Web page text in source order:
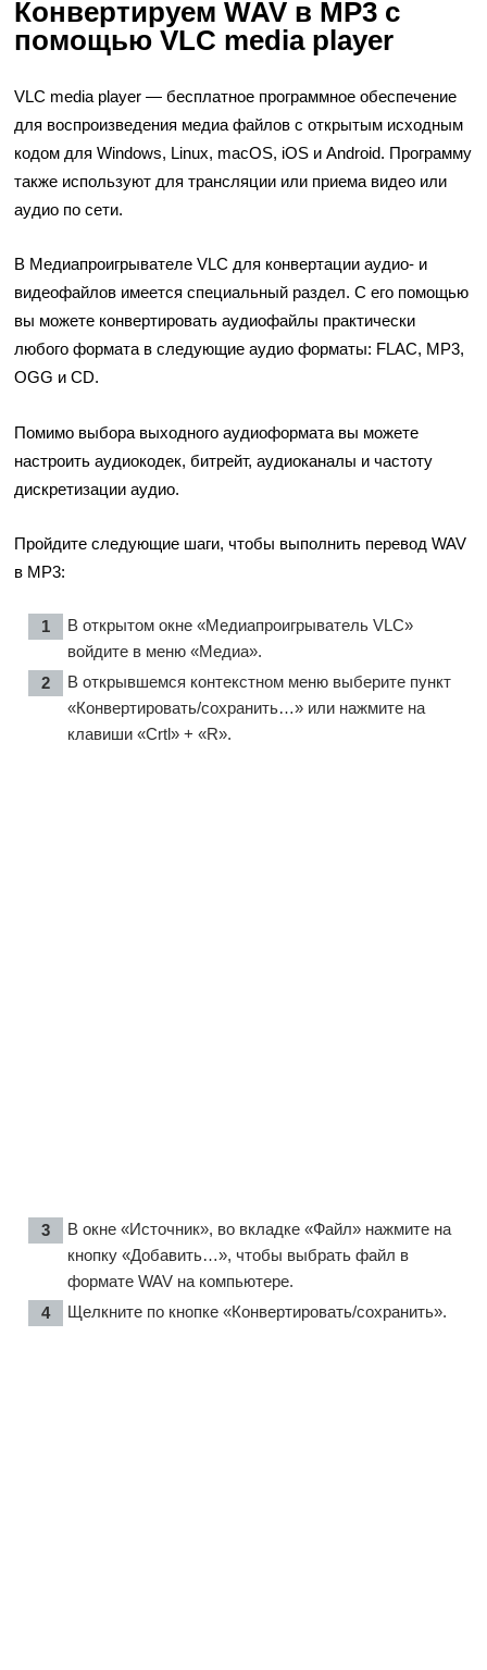
Конвертируем WAV в MP3 с
помощью VLC media player
VLC media player — бесплатное программное обеспечение
для воспроизведения медиа файлов с открытым исходным
кодом для Windows, Linux, macOS, iOS и Android. Программу
также используют для трансляции или приема видео или
аудио по сети.
В Медиапроигрывателе VLC для конвертации аудио- и
видеофайлов имеется специальный раздел. С его помощью
вы можете конвертировать аудиофайлы практически
любого формата в следующие аудио форматы: FLAC, MP3,
OGG и CD.
Помимо выбора выходного аудиоформата вы можете
настроить аудиокодек, битрейт, аудиоканалы и частоту
дискретизации аудио.
Пройдите следующие шаги, чтобы выполнить перевод WAV
в MP3:
В открытом окне «Медиапроигрыватель VLC»
войдите в меню «Медиа».
В открывшемся контекстном меню выберите пункт
«Конвертировать/сохранить…» или нажмите на
клавиши «Crtl» + «R».
В окне «Источник», во вкладке «Файл» нажмите на
кнопку «Добавить…», чтобы выбрать файл в
формате WAV на компьютере.
Щелкните по кнопке «Конвертировать/сохранить».